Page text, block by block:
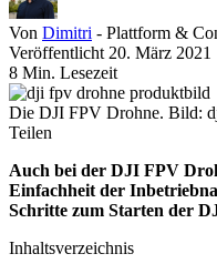
Von Dimitri - Plattform &
Veröffentlicht 20. März 2021
8 Min. Lesezeit
Die DJI FPV Drohne. Bild:
Teilen
Auch bei der DJI FPV
Einfachheit der
Schritte zum Starten der
Inhaltsverzeichnis